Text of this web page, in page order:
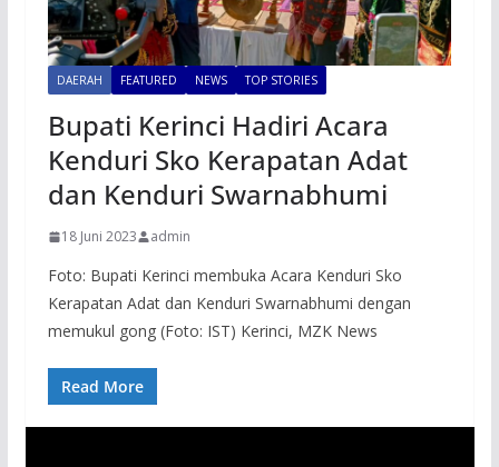
DAERAH FEATURED NEWS TOP STORIES
Bupati Kerinci Hadiri Acara
Kenduri Sko Kerapatan Adat
dan Kenduri Swarnabhumi
18 Juni 2023 admin
Foto: Bupati Kerinci membuka Acara Kenduri Sko
Kerapatan Adat dan Kenduri Swarnabhumi dengan
memukul gong (Foto: IST) Kerinci, MZK News
Read More